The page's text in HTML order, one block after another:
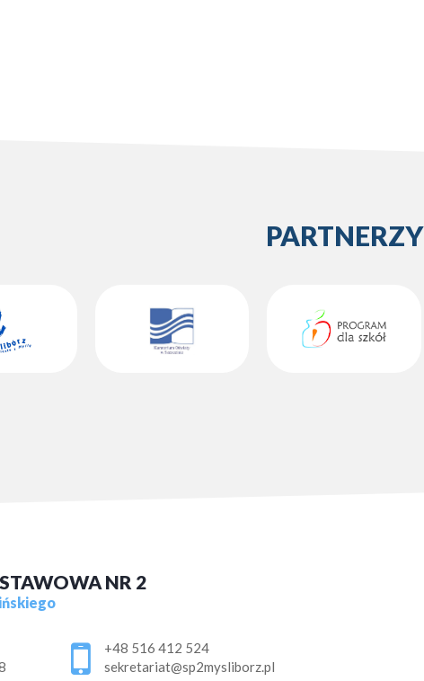
PARTNERZY
NR 2
+48 516 412 524
sekretariat@sp2mysliborz.pl